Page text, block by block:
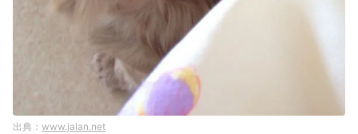
www.jalan.net